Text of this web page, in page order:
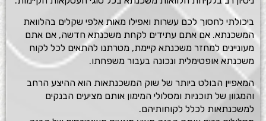
ביכולתי לחסוך לכם עשרות ואפילו מאות אלפי שקלים בהלוואת
המשכנתא. אם אתם עתידים לקחת משכנתא חדשה, אם אתם
מעוניינים למחזר משכנתא קיימת, מטרתנו להתאים לכל לקוח
משכנתא אופטימלית ונכונה בעבור משפחתו.
המאפיין הבולט ביותר של שוק המשכנתאות הוא ההיצע הרחב
והמגוון של תוכניות ומסלולי המימון אותם מציעים הבנקים
למשכנתאות לכלל לקוחותיהם.